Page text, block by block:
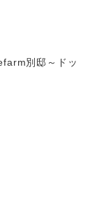
別邸～ドッ